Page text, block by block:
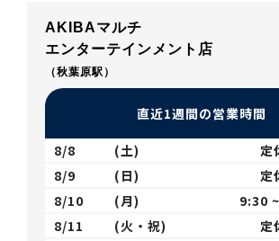
AKIBAマルチ
エンターテインメント店
（秋葉原駅）
直近1週間の営業時間
8/8 (土)
定
8/9
(日)
定
8/10
(月)
9:30
8/11
(火・祝)
定